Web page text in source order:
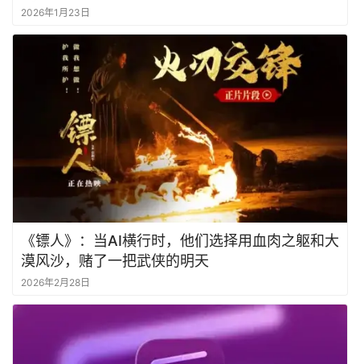
2026年1月23日
《镖人》：当AI横行时，他们选择用血肉之躯和大
漠风沙，赌了一把武侠的明天
2026年2月28日